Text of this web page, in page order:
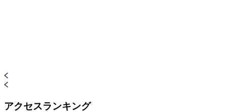
アクセスランキング